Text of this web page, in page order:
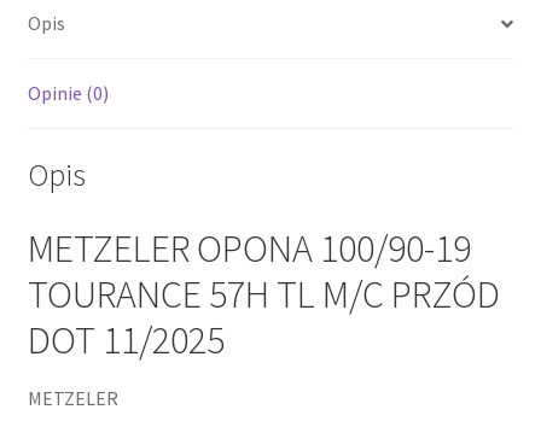
PRZÓD
11/2025
Opis
Opinie (0)
Opis
METZELER OPONA 100/90-19
TOURANCE 57H TL M/C PRZÓD
DOT 11/2025
METZELER